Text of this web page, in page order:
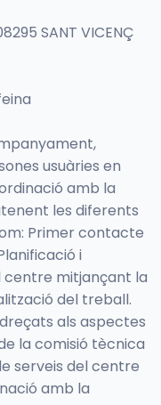
SANT VICENÇ
usuàries en
amb la
les diferents
Primer contacte
i
centre mitjançant la
del treball.
als aspectes
la comisió tècnica
serveis del centre
amb la